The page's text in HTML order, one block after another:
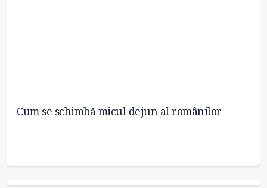
Cum se schimbă micul dejun al românilor